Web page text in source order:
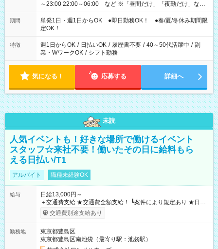
～23:00 22:00～06:00 など ※「昼間だけ」「夜勤だけ」など
の希望OK
期間
単発1日・週1日からOK ●即日勤務OK！ ●春/夏/冬休み期間限
定OK！
特徴 週1日からOK / 日払いOK / 履歴書不要 / 40～50代活躍中 / 副
業・WワークOK / シフト勤務
気になる！ 応募する 詳細へ
未読
人気イベントも！好きな場所で働けるイベント
スタッフ☆来社不要！働いたその日に給料もら
える日払い/T1
アルバイト 職種未経験OK
給与
日給13,000円～
＋交通費支給 ★交通費全額支給！ ┗案件により規定あり ★日払
いOK！（規定あり） ┗働いたその日に現金GET♪ お仕事後はコ
ンビニATMから 日払い分を引き落とせます！ 【試用期間】試
交通費別途支給あり
勤務地
東京都豊島区
東京都豊島区南池袋（最寄り駅：池袋駅）